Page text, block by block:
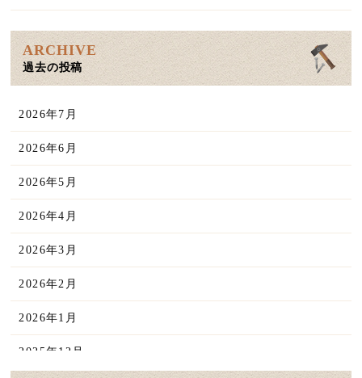
ARCHIVE
過去の投稿
2026年7月
2026年6月
2026年5月
2026年4月
2026年3月
2026年2月
2026年1月
2025年12月